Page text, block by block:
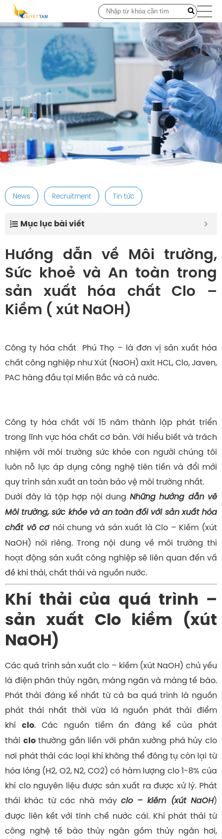
post
News Recruitment Tin tức
Mục lục bài viết
Hướng dẫn về Môi trường,
Sức khoẻ và An toàn trong
sản xuất hóa chất Clo –
Kiềm ( xút NaOH)
Công ty hóa chất Phú Thọ – là đơn vị sản xuất hóa
chất công nghiệp như Xút (NaOH) axit HCL, Clo, Javen,
PAC hàng đầu tại Miền Bắc và cả nước.
Công ty hóa chất với 15 năm thành lập phát triển
trong lĩnh vực hóa chất cơ bản. Với hiểu biết và trách
nhiệm với môi trường sức khỏe con người chúng tôi
luôn nỗ lực áp dụng công nghệ tiên tiến và đổi mới
quy trình sản xuất an toàn bảo vệ môi trường nhất.
Dưới đây là tập hợp nội dung Những hướng dẫn về
Môi trường, sức khỏe và an toàn đối với sản xuất hóa
chất vô cơ nói chung và sản xuất là Clo – Kiềm (xút
NaOH) nói riêng. Trong nội dung về môi trường thì
hoạt động sản xuất công nghiệp sẽ liên quan đến vấ
đề khí thải, chất thải và nguồn nước.
Khí thải của quá trình –
sản xuất Clo kiềm (xút
NaOH)
Các quá trình sản xuất clo – kiềm (xút NaOH) chủ yếu
là điện phân thủy ngân, màng ngăn và màng tế bào.
Phát thải đáng kể nhất từ cả ba quá trình là nguồn
phát thải nhất thời vừa là nguồn phát thải điểm
khí clo. Các nguồn tiềm ẩn đáng kể của phát
thải clothường gắn liền với phân xưởng phá hủy clo
nơi phát thải các loại khí không thể đông tụ còn lại từ
hóa lỏng (H2, O2, N2, CO2) có hàm lượng clo 1-8% của
khí clo nguyên liệu được sản xuất ra được xử lý. Phát
thải khác từ các nhà máy clo – kiềm (xút NaOH)
được liên kết với tinh chế nước cái. Khí phát thải từ
công nghệ tế bào thủy ngân gồm thủy ngân hơi,